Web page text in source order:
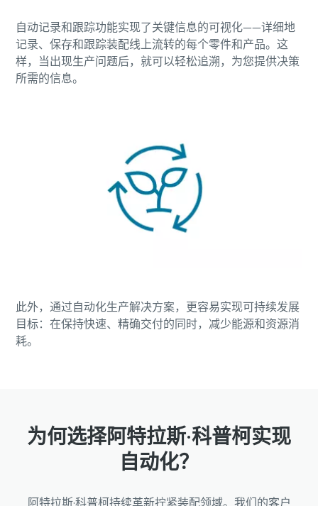
自动记录和跟踪功能实现了关键信息的可视化——详细地
记录、保存和跟踪装配线上流转的每个零件和产品。这
样，当出现生产问题后，就可以轻松追溯，为您提供决策
所需的信息。
此外，通过自动化生产解决方案，更容易实现可持续发展
目标：在保持快速、精确交付的同时，减少能源和资源消
耗。
为何选择阿特拉斯·科普柯实现
自动化？
阿特拉斯·科普柯持续革新拧紧装配领域。我们的客户